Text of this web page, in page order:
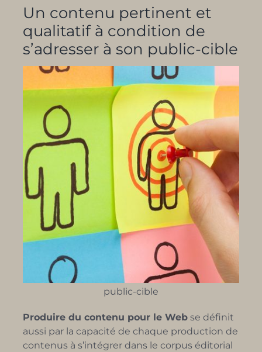
Un contenu pertinent et
qualitatif à condition de
s’adresser à son public-cible
public-cible
Produire du contenu pour le Webse définit
aussi par la capacité de chaque production de
contenus à s’intégrer dans le corpus éditorial